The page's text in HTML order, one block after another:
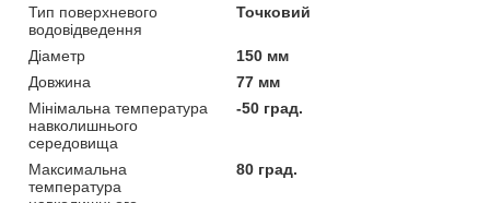
Тип поверхневого
водовідведення
Точковий
Діаметр
150 мм
Довжина
77 мм
Мінімальна температура
навколишнього
середовища
-50 град.
Максимальна
температура
80 град.